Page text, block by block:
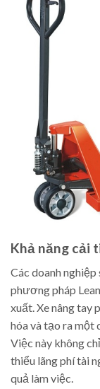
Khả năng cải
Các doanh
phương pháp
xuất. Xe nâng tay
hóa và tạo ra một
Việc này không
thiểu lãng phí tài
quả làm việc.